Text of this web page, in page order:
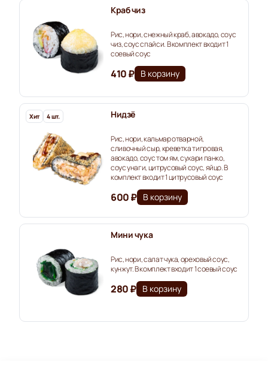
Краб чиз
Рис, нори, снежный краб, авокадо, соус
чиз, соус спайси. В комплект входит 1
соевый соус
410 ₽ В корзину
Хит 4 шт. Нидзё
Рис, нори, кальмар отварной,
сливочный сыр, креветка тигровая,
авокадо, соус том ям, сухари панко,
соус унаги, цитрусовый соус, яйцо. В
комплект входит 1 цитрусовый соус
600 ₽ В корзину
Мини чука
Рис, нори, салат чука, ореховый соус,
кунжут. В комплект входит 1 соевый соус
280 ₽ В корзину